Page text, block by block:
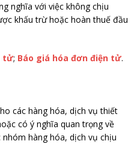
nghĩa với việc không chịu
khấu trừ hoặc hoàn thuế đầu
tử; Báo giá hóa đơn điện tử.
các hàng hóa, dịch vụ thiết
có ý nghĩa quan trọng về
hàng hóa, dịch vụ chịu